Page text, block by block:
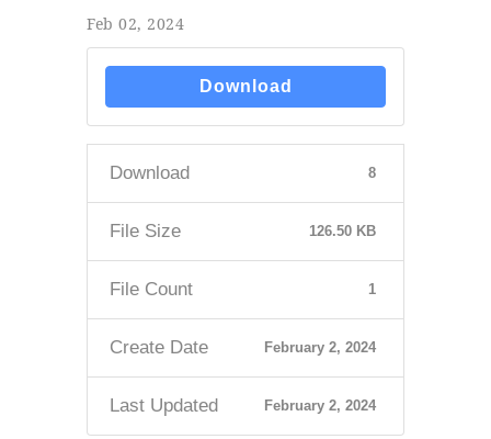
Feb 02, 2024
Download
Download 8
File Size 126.50 KB
File Count 1
Create Date February 2, 2024
Last Updated February 2, 2024